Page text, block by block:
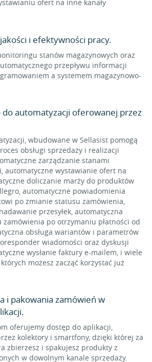
ofert na inne kanały
i efektywności pracy.
stanów magazynowych oraz
przepływu informacji
a systemem magazynowo-
do automatyzacji oferowanej przez
wbudowane w Sellasist pomogą
obsługi sprzedaży i realizacji
zarządzanie stanami
automatyczne wystawianie ofert na
doliczanie marży do produktów
automatyczne powiadomienia
po zmianie statusu zamówienia,
przesyłek, automatyczna
po otrzymaniu płatności od
obsługa wariantów i parametrów
wiadomości oraz dyskusji
wysłanie faktury e-mailem, i wiele
możesz zacząć korzystać już
i pakowania zamówień w
oferujemy dostęp do aplikacji,
kolektory i smartfony, dzięki której za
zbierzesz i spakujesz produkty z
w dowolnym kanale sprzedaży.